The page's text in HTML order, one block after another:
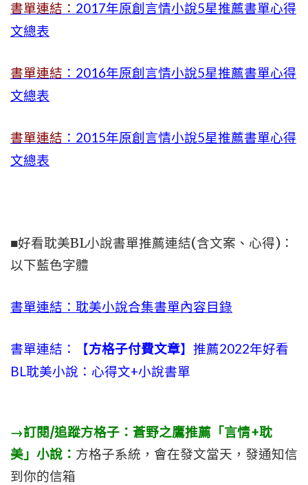
書單連結： 2017年原創言情小說5星推薦書單心得
文總表
書單連結 ：2016年原創言情小說5星推薦書單心得
文總表
書單連結 ：2015年原創言情小說5星推薦書單心得
文總表
■好看耽美BL小說書單推薦連結(含文案、心得)：
以下藍色字體
書單連結：耽美小說合集書單內容目錄
書單連結：【方格子付費文章】推薦2022年好看
BL耽美小說：心得文+小說書單
→訂閱/追蹤方格子：蒼野之鷹推薦「言情+耽
美」小說： 方格子系統，會在發文當天，發通知信
到你的信箱